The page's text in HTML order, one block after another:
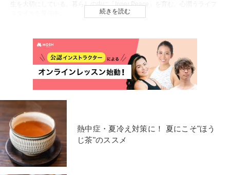
生を大切にしている。暮らしの中に「Inner Peace」を育む、心潤うライフ
続きを読む
熱中症・夏冷え対策に！ 夏にこそ"ほう
じ茶"のススメ